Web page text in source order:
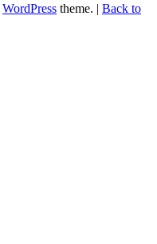
WordPress theme. | Back to